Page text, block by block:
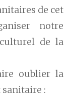
de cet
notre
de la
oublier la
: